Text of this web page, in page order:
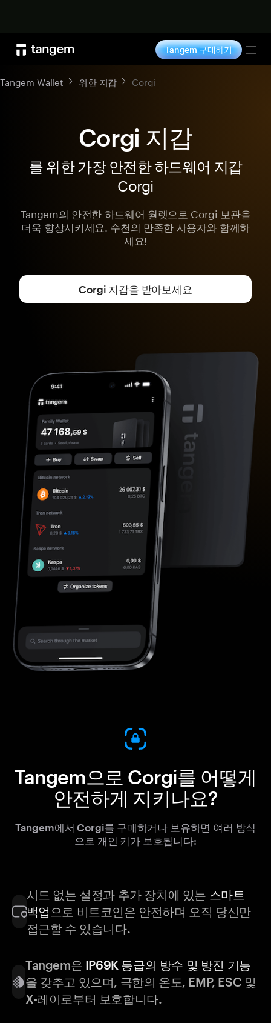
Tangem 구매하기
Tangem Wallet 위한 지갑 Corgi
Corgi 지갑
를 위한 가장 안전한 하드웨어 지갑
Corgi
Tangem의 안전한 하드웨어 월렛으로 Corgi 보관을
더욱 향상시키세요. 수천의 만족한 사용자와 함께하
세요!
Corgi 지갑을 받아보세요
Tangem으로 Corgi를 어떻게
안전하게 지키나요?
Tangem에서 Corgi를 구매하거나 보유하면 여러 방식
으로 개인 키가 보호됩니다:
시드 없는 설정과 추가 장치에 있는 스마트
백업 으로 비트코인은 안전하며 오직 당신만
접근할 수 있습니다.
Tangem은 IP69K 등급의 방수 및 방진 기능
을 갖추고 있으며, 극한의 온도, EMP, ESC 및
X-레이로부터 보호합니다.